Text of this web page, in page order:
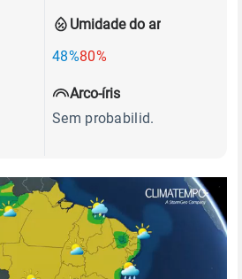
Umidade do ar
48%80%
Arco-íris
Sem probabilid.